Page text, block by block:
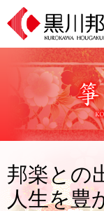
邦楽との
人生を豊